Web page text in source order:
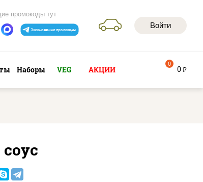
Войти
промокоды тут
Наборы VEG АКЦИИ 0 руб
0